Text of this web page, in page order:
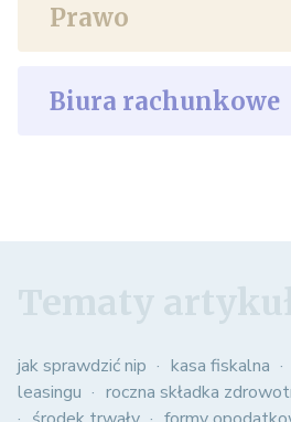
Prawo
Biura rachunkowe
jak sprawdzić nip kasa fiskalna
leasingu
roczna składka